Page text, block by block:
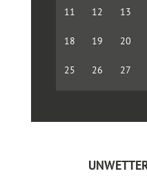
11 12 13
18 19 20
25 26 27